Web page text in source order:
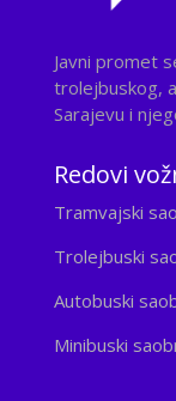
Javni promet
trolejbuskog,
Sarajevu i
Redovi
Tramvajski
Trolejbuski
Autobuski
Minibuski